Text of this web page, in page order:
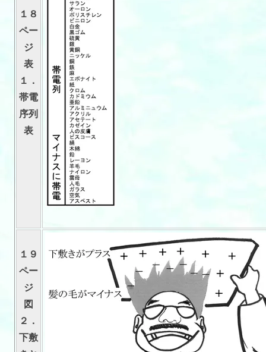
１８
ペー
ジ
表
１．
帯電
序列
表
１９
ペー
ジ
図
２．
下敷